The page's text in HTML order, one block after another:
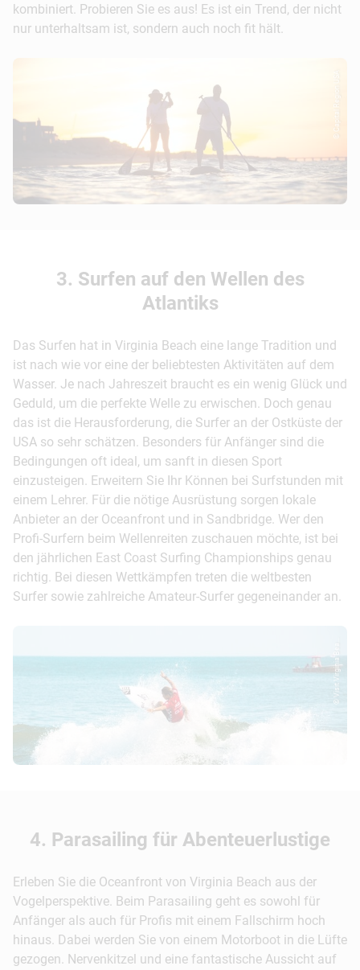
kombiniert. Probieren Sie es aus! Es ist ein Trend, der nicht
nur unterhaltsam ist, sondern auch noch fit hält.
© Capital Region USA
3. Surfen auf den Wellen des
Atlantiks
Das Surfen hat in Virginia Beach eine lange Tradition und
ist nach wie vor eine der beliebtesten Aktivitäten auf dem
Wasser. Je nach Jahreszeit braucht es ein wenig Glück und
Geduld, um die perfekte Welle zu erwischen. Doch genau
das ist die Herausforderung, die Surfer an der Ostküste der
USA so sehr schätzen. Besonders für Anfänger sind die
Bedingungen oft ideal, um sanft in diesen Sport
einzusteigen. Erweitern Sie Ihr Können bei Surfstunden mit
einem Lehrer. Für die nötige Ausrüstung sorgen lokale
Anbieter an der Oceanfront und in Sandbridge. Wer den
Profi-Surfern beim Wellenreiten zuschauen möchte, ist bei
den jährlichen East Coast Surfing Championships genau
richtig. Bei diesen Wettkämpfen treten die weltbesten
Surfer sowie zahlreiche Amateur-Surfer gegeneinander an.
© Visit Virginia Bea...
4. Parasailing für Abenteuerlustige
Erleben Sie die Oceanfront von Virginia Beach aus der
Vogelperspektive. Beim Parasailing geht es sowohl für
Anfänger als auch für Profis mit einem Fallschirm hoch
hinaus. Dabei werden Sie von einem Motorboot in die Lüfte
gezogen. Nervenkitzel und eine fantastische Aussicht auf